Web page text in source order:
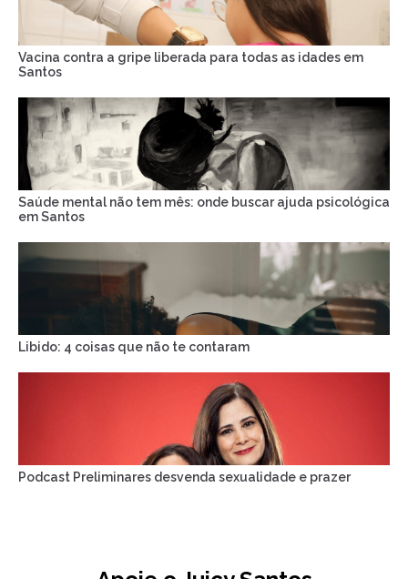
Vacina contra a gripe liberada para todas as idades em
Santos
Saúde mental não tem mês: onde buscar ajuda psicológica
em Santos
Libido: 4 coisas que não te contaram
Podcast Preliminares desvenda sexualidade e prazer